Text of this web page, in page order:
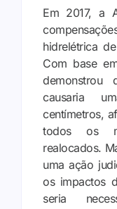
Em 2017, a
hidrelétrica
Com base
causaria
centímetros,
todos os
realocados.
uma ação
os impactos
seria